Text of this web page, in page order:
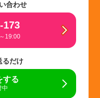
合わせ
173
19:00
るだけ
する
中